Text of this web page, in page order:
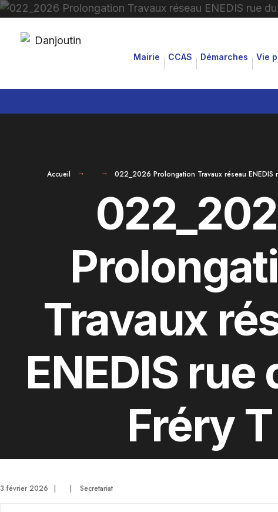
Mairie CCAS Démarches Vie
Accueil 022_2026 Prolongation Travaux réseau ENEDIS
Travaux
ENEDIS rue
Fréry T
3 février 2026 | | Secretariat